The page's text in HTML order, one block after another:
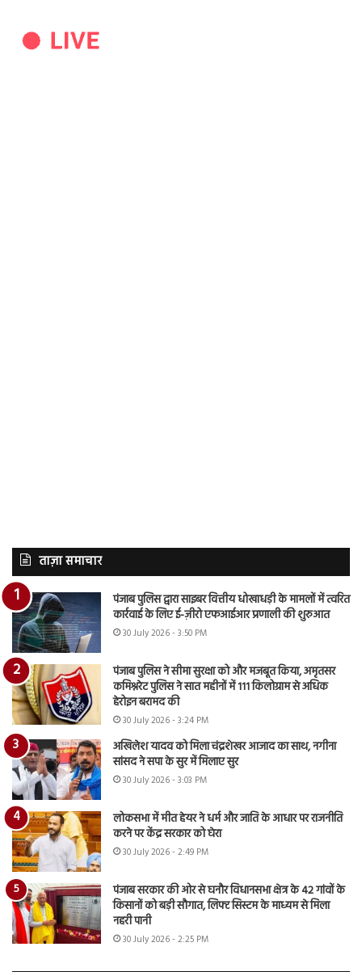
ताज़ा समाचार
पंजाब पुलिस द्वारा साइबर वित्तीय धोखाधड़ी के मामलों में त्वरित
कार्रवाई के लिए ई-ज़ीरो एफआईआर प्रणाली की शुरुआत
30 July 2026 - 3:50 PM
पंजाब पुलिस ने सीमा सुरक्षा को और मजबूत किया, अमृतसर
कमिश्नरेट पुलिस ने सात महीनों में 111 किलोग्राम से अधिक
हेरोइन बरामद की
30 July 2026 - 3:24 PM
अखिलेश यादव को मिला चंद्रशेखर आजाद का साथ, नगीना
सांसद ने सपा के सुर में मिलाए सुर
30 July 2026 - 3:03 PM
लोकसभा में मीत हेयर ने धर्म और जाति के आधार पर राजनीति
करने पर केंद्र सरकार को घेरा
30 July 2026 - 2:49 PM
पंजाब सरकार की ओर से घनौर विधानसभा क्षेत्र के 42 गांवों के
किसानों को बड़ी सौगात, लिफ्ट सिस्टम के माध्यम से मिला
नहरी पानी
30 July 2026 - 2:25 PM